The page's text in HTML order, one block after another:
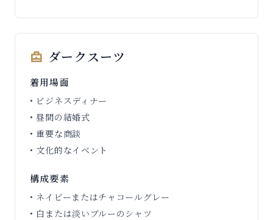
ダークスーツ
着用場面
• ビジネスディナー
• 昼間の結婚式
• 重要な商談
• 文化的なイベント
構成要素
• ネイビーまたはチャコールグレー
• 白または淡いブルーのシャツ